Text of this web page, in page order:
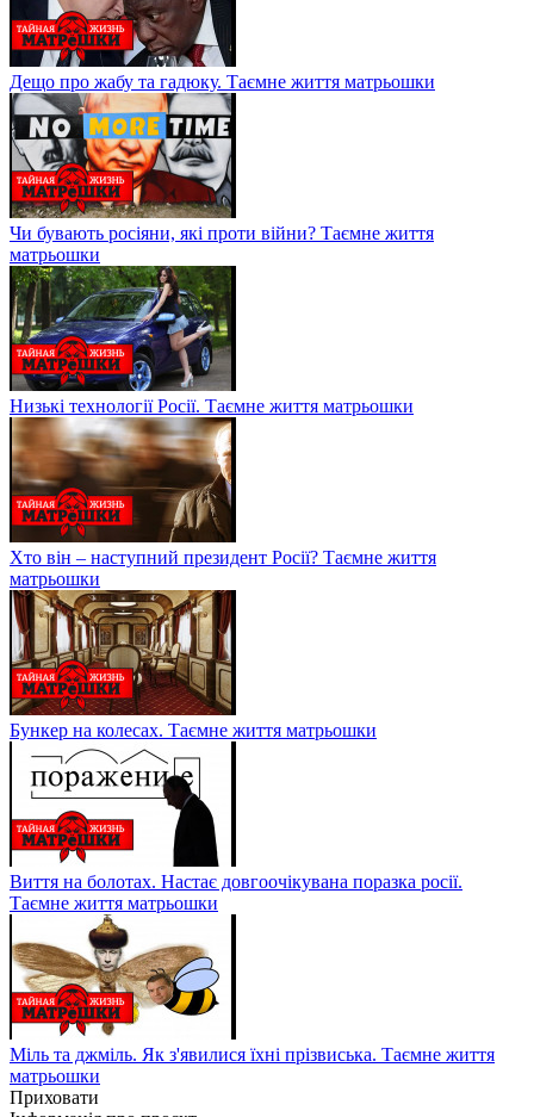
Дещо про жабу та гадюку. Таємне життя матрьошки
Чи бувають росіяни, які проти війни? Таємне життя
матрьошки
Низькі технології Росії. Таємне життя матрьошки
Хто він – наступний президент Росії? Таємне життя
матрьошки
Бункер на колесах. Таємне життя матрьошки
Виття на болотах. Настає довгоочікувана поразка росії.
Таємне життя матрьошки
Міль та джміль. Як з'явилися їхні прізвиська. Таємне життя
матрьошки
Приховати